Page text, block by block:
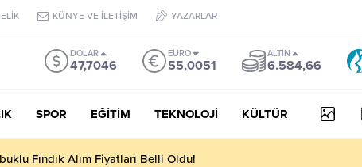
KÜNYE VE İLETİŞİM YAZARLAR
DOLAR
47,7046
EURO
55,0051
ALTIN
6.584,66
SPOR EĞİTİM TEKNOLOJİ KÜLTÜR
Gün 4 Bin 898 Kişiye Sıcak Yemek Ulaştırıyor!